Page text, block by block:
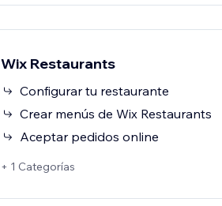
Wix Restaurants
Configurar tu restaurante
Crear menús de Wix Restaurants
Aceptar pedidos online
+ 1 Categorías